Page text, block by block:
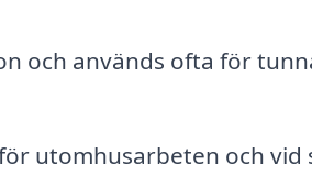
och används ofta för
utomhusarbeten och vid